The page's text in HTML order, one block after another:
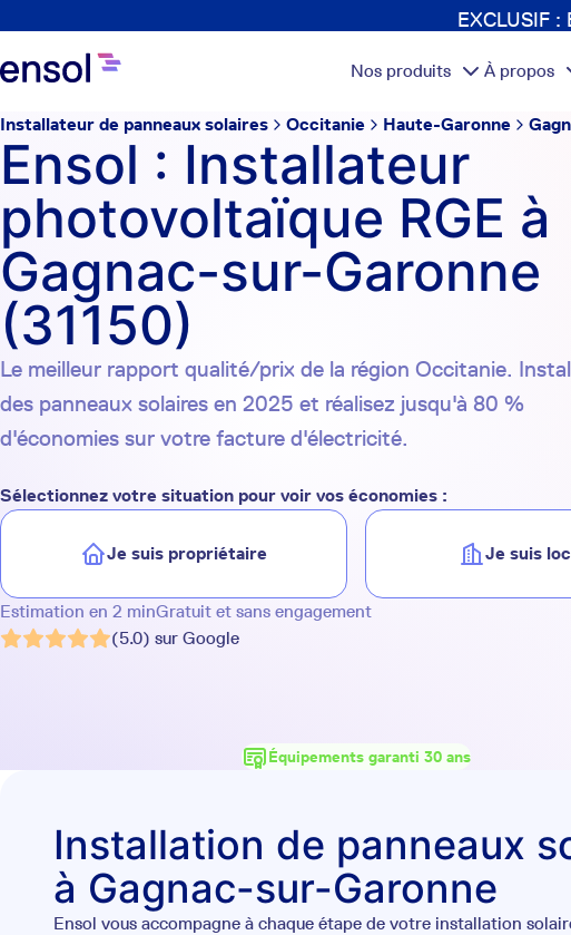
EXCLUSIF :
Nos produits À propos
Installateur de panneaux solaires Occitanie Haute-Garonne
Ensol : Installateur
photovoltaïque RGE à
Gagnac-sur-Garonne
(31150)
Le meilleur rapport qualité/prix de la région Occitanie.
des panneaux solaires en 2025 et réalisez jusqu'à 80 %
d'économies sur votre facture d'électricité.
Sélectionnez votre situation pour voir vos économies :
Je suis propriétaire Je suis
Estimation en 2 minGratuit et sans engagement
(5.0) sur Google
Équipements garanti 30 ans
Installation de panneaux
à Gagnac-sur-Garonne
Ensol vous accompagne à chaque étape de votre installation